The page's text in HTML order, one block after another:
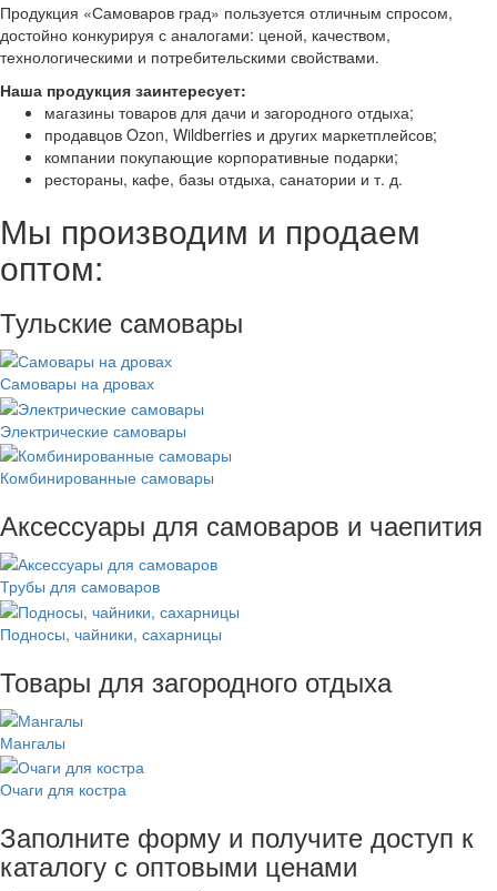
Продукция «Самоваров град» пользуется отличным спросом,
достойно конкурируя с аналогами: ценой, качеством,
технологическими и потребительскими свойствами.
Наша продукция заинтересует:
магазины товаров для дачи и загородного отдыха;
продавцов Ozon, Wildberries и других маркетплейсов;
компании покупающие корпоративные подарки;
рестораны, кафе, базы отдыха, санатории и т. д.
Мы производим и продаем
оптом:
Тульские самовары
Самовары на дровах
Электрические самовары
Комбинированные самовары
Аксессуары для самоваров и чаепития
Трубы для самоваров
Подносы, чайники, сахарницы
Товары для загородного отдыха
Мангалы
Очаги для костра
Заполните форму и получите доступ к
каталогу с оптовыми ценами